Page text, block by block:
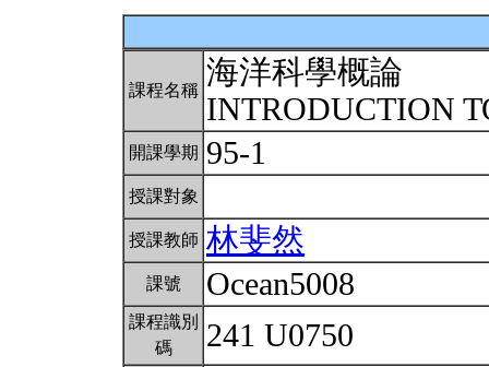
課程名稱 海洋科學概論
INTRODUCTION
開課學期 95-1
授課對象
授課教師 林斐然
課號 Ocean5008
課程識別
碼
241 U0750